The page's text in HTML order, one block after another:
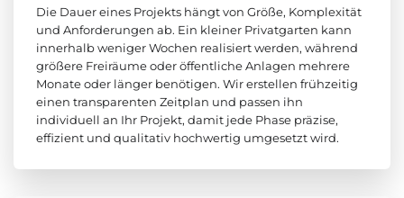
Die Dauer eines Projekts hängt von Größe, Komplexität
und Anforderungen ab. Ein kleiner Privatgarten kann
innerhalb weniger Wochen realisiert werden, während
größere Freiräume oder öffentliche Anlagen mehrere
Monate oder länger benötigen. Wir erstellen frühzeitig
einen transparenten Zeitplan und passen ihn
individuell an Ihr Projekt, damit jede Phase präzise,
effizient und qualitativ hochwertig umgesetzt wird.